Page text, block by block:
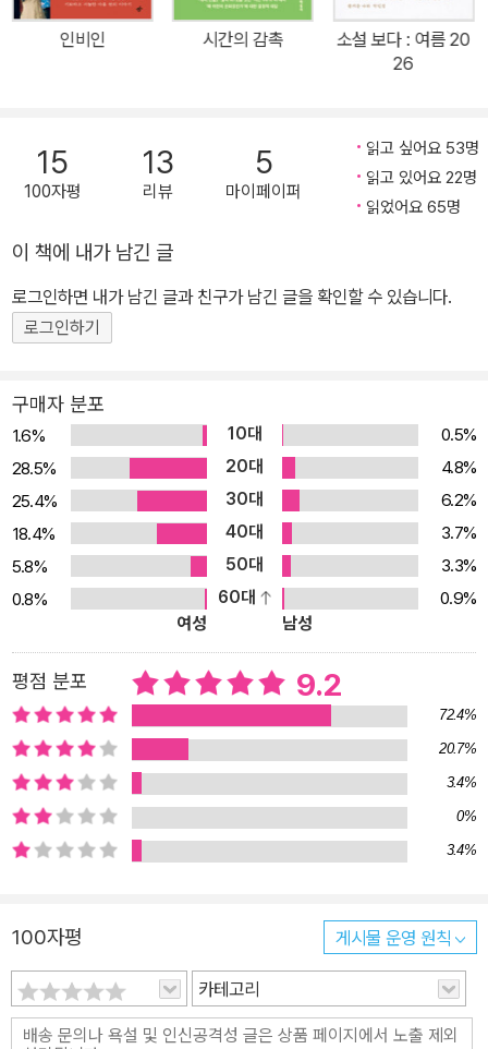
이주란의 소설에 대해 ‘내게는 가장 곤란한 소설이었다. 이 소설에 대
한 지지를 결코 철회할 수 없다고 느끼면서도 이것이 왜 수상작이 되
설명하는 데 어려움을 겪으면서도 여전히 그의 작품들을 사랑하는 것
을 멈추지 않고 있다. 이주란의 소설이 지닌 매력을 어떻게 표현할 수
있을까? 우울한 상황에서도 자조적인 유머를 놓지 않고, 비애로 가득
하는 담담한 어조? 주의를 두지 않으면 좀처럼 의식할 수 없지만 우
리를 이루고 있는 삶의 소소한 순간들과 마음들에 귀를 기울일 줄 아
는 섬세함? 가까운 친구에게 내밀한 마음을 털어놓을 때처럼 조곤조
든 이주란의 소설을 한 번이라도 읽은 사람이라면 특별한 사건 없이
도 우리에게 깊은 울림을 전해주는 그 이야기들과 사랑에 빠지는 것
을 피하기는 쉽지 않을 것이다. “자신 없으면 자신 없다고 말하고 가
끔 넘어지면서 살고 싶다. 미안하면 미안하다고 말하고 살 것이다.”
『한 사람을 위한 마음』에 실린 단편들은 모두 각기 다른 이야기지만
조금씩 변주되며 반복되는 삽화들 때문인지 마치 작품집 전체가 연작
소설로 이루어진 듯한 느낌을 준다. 또한 일관된 어조로 어떤 하나의
분위기를 형성해 소설을 다 읽고 나면 한 편의 긴 이야기를 읽은 듯한
기분도 든다. 이 소설집에 등장하는 인물들은 대체로 어딘가 결핍된,
상실의 경험이 있는 이들이다. 인물들은 만나며 서로 조금씩 상처와
미안함을 주고받고, 어떨 때는 서로를 미워하지만, 미약할지라도 끝
내는 은근한 온기를 남김으로써 자신들이 주고받은 것이 결코 가볍지
않은 마음들이었다는 깨닫는다. 상실과 외로움 속에서도 회의에 빠지
지 않고 어떤 희망을 발견해내는 인물들을 통해, 우리들 또한 어느새
위로받고 있는 스스로의 모습을 발견하게 된다. 「한 사람을 위한 마
음」에서 ‘나’는 M과 이별하고 고등학교 앞에 있는 작은 서점에서 일
안은 채 다시 누군가를 좋아하는 일이 없을 거라 생각하던 ‘나’. 그런
데 서점에 새로운 책을 들여놓자는 그녀의 제안을 서점주인 부부가
받아들이면서 그녀 또한 조금씩 변하기 시작한다. 새로운 책들을 보
러 들른 대형서점에서 자신에게 호감을 가진 준호를 만나고, 그와 함
인비인 시간의 감촉
소설 보다 : 여름 20
26
15
100자평
13
리뷰
5
마이페이퍼
읽고 싶어요 53명
읽고 있어요 22명
읽었어요 65명
이 책에 내가 남긴 글
로그인하면 내가 남긴 글과 친구가 남긴 글을 확인할 수 있습니다.
로그인하기
구매자 분포
1.6% 10대
0.5%
28.5%
20대
4.8%
25.4%
30대
6.2%
18.4%
40대
3.7%
5.8%
50대
3.3%
0.8%
60대
0.9%
여성
남성
평점 분포 9.2
72.4%
20.7%
3.4%
0%
3.4%
100자평 게시물 운영 원칙
카테고리